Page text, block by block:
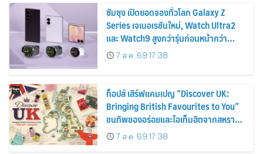
ซัมซุง เปิดยอดจองทั่วโลก Galaxy Z
Series เจเนอเรชันใหม่, Watch Ultra2
และ Watch9 สูงกว่ารุ่นก่อนหน้ากว่า
30%7 ส.ค. 69 17:38
ท็อปส์ เสิร์ฟแคมเปญ “Discover UK:
Bringing British Favourites to You”
ขนทัพของอร่อยและไอเท็มฮิตจากสหราช
อาณาจักร ส่งตรงถึงมือตั้งแต่วันนี้ – 18
สิงหาคมนี้
7 ส.ค. 69 17:38